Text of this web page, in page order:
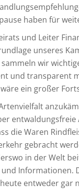
haben für
und Leiter
unseres
wir
und transparent
ein großer
die Waren
gebracht
in der Welt
Informationen.
entweder gar